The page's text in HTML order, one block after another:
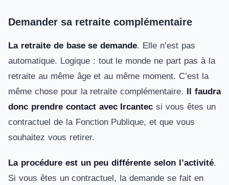
Demander sa retraite complémentaire
La retraite de base se demande. Elle n’est pas
automatique. Logique : tout le monde ne part pas à la
retraite au même âge et au même moment. C’est la
même chose pour la retraite complémentaire. Il faudra
donc prendre contact avec Ircantecsi vous êtes un
contractuel de la Fonction Publique, et que vous
souhaitez vous retirer.
La procédure est un peu différente selon l’activité.
Si vous êtes un contractuel, la demande se fait en